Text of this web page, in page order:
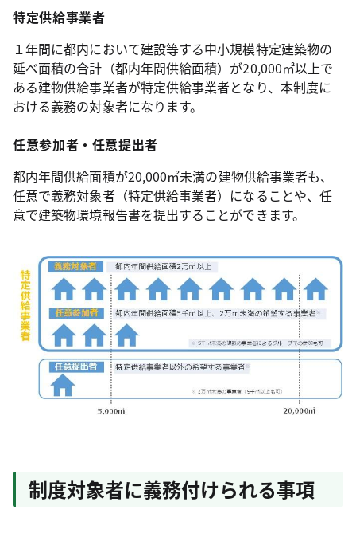
特定供給事業者
１年間に都内において建設等する中小規模特定建築物の
延べ面積の合計（都内年間供給面積）が20,000㎡以上で
ある建物供給事業者が特定供給事業者となり、本制度に
おける義務の対象者になります。
任意参加者・任意提出者
都内年間供給面積が20,000㎡未満の建物供給事業者も、
任意で義務対象者（特定供給事業者）になることや、任
意で建築物環境報告書を提出することができます。
制度対象者に義務付けられる事項